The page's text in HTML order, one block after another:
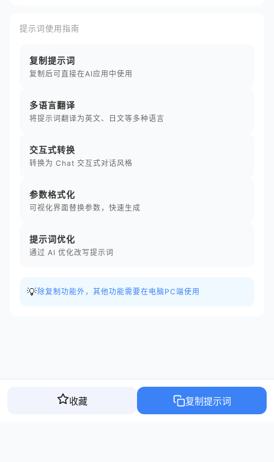
提示词使用指南
复制提示词
复制后可直接在AI应用中使用
多语言翻译
将提示词翻译为英文、日文等多种语言
交互式转换
转换为 Chat 交互式对话风格
参数格式化
可视化界面替换参数，快速生成
提示词优化
通过 AI 优化改写提示词
💡 除复制功能外，其他功能需要在电脑PC端使用
收藏 复制提示词